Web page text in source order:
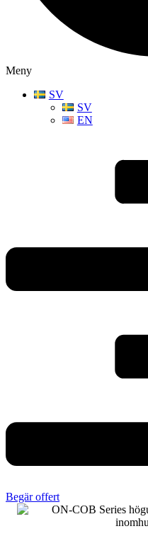
Meny
SV
SV
EN
Begär offert